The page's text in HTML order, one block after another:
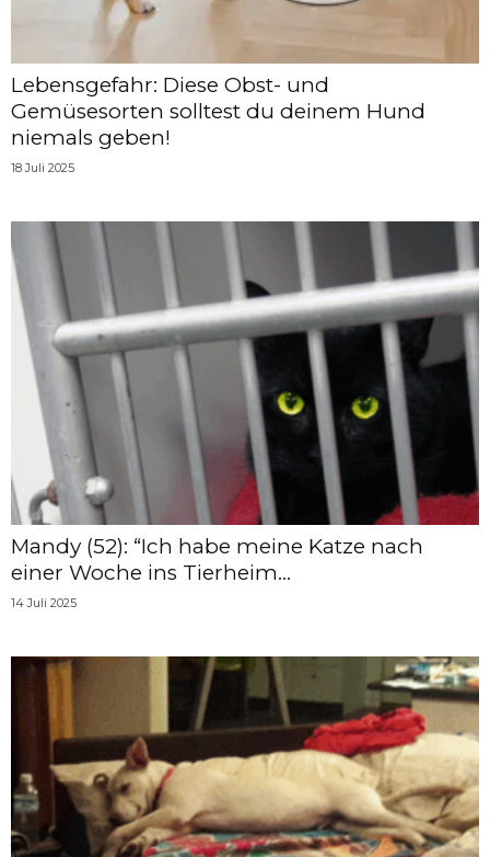
Lebensgefahr: Diese Obst- und
Gemüsesorten solltest du deinem Hund
niemals geben!
18 Juli 2025
Mandy (52): “Ich habe meine Katze nach
einer Woche ins Tierheim...
14 Juli 2025